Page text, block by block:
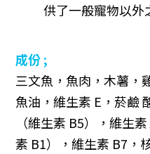
供了一般寵物以外
成份 ;
三文魚，魚肉，木薯，
魚油，維生素 E ，菸鹼
（維生素 B5），維生素
素 B1），維生素 B7 ，